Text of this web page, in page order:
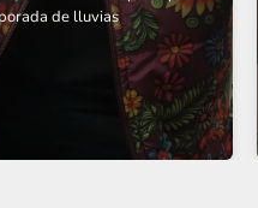
de lluvias